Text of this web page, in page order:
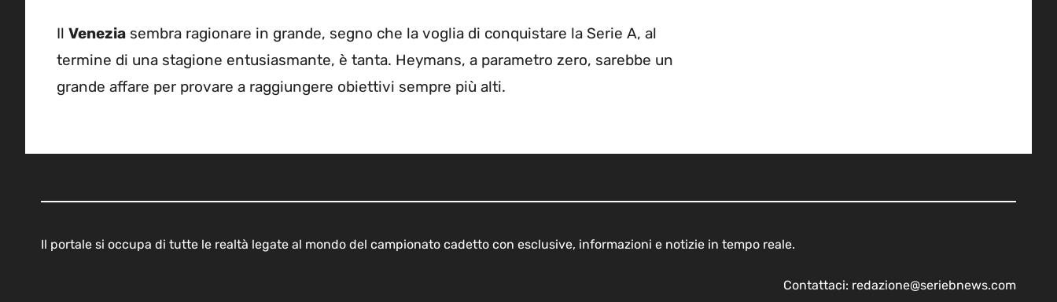
Il Venezia sembra ragionare in grande, segno che la voglia di conquistare la Serie A, al
termine di una stagione entusiasmante, è tanta. Heymans, a parametro zero, sarebbe un
grande affare per provare a raggiungere obiettivi sempre più alti.
Il portale si occupa di tutte le realtà legate al mondo del campionato cadetto con esclusive, informazioni e notizie in tempo reale.
Contattaci: redazione@seriebnews.com